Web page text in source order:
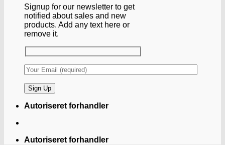
Signup for our newsletter to get
notified about sales and new
products. Add any text here or
remove it.
Autoriseret forhandler
Autoriseret forhandler